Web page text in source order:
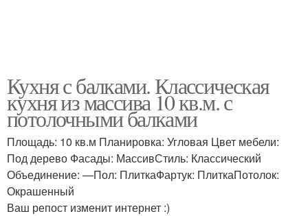
Кухня с балками. Классическая
кухня из массива 10 кв.м. с
потолочными балками
Площадь: 10 кв.м Планировка: Угловая Цвет мебели:
Под дерево Фасады: МассивСтиль: Классический
Объединение: —Пол: ПлиткаФартук: ПлиткаПотолок:
Окрашенный
Ваш репост изменит интернет :)